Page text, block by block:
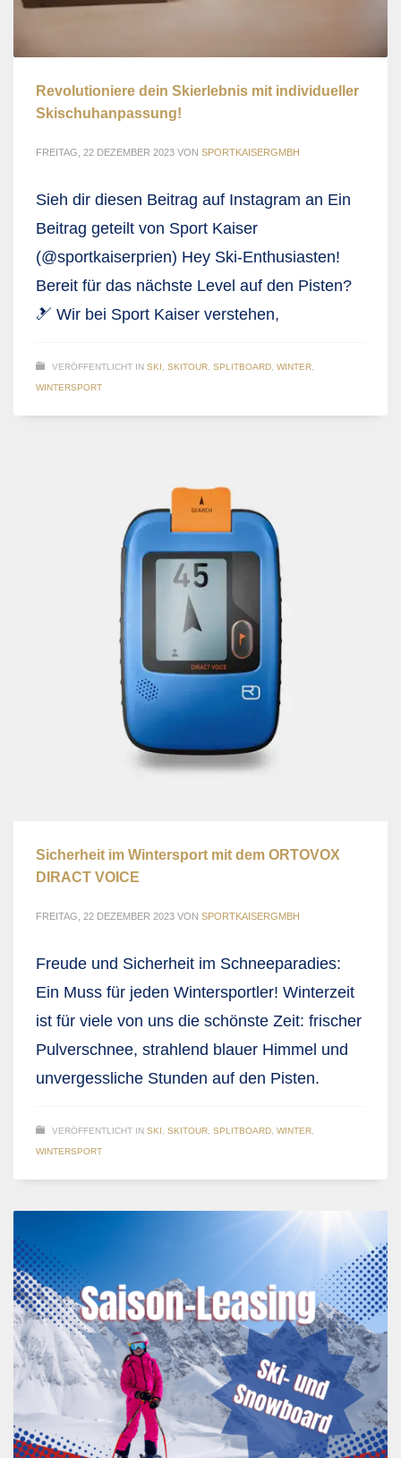
Revolutioniere dein Skierlebnis mit individueller
Skischuhanpassung!
FREITAG, 22 DEZEMBER 2023 VON SPORTKAISERGMBH
Sieh dir diesen Beitrag auf Instagram an Ein
Beitrag geteilt von Sport Kaiser
(@sportkaiserprien) Hey Ski-Enthusiasten!
Bereit für das nächste Level auf den Pisten?
🎿 Wir bei Sport Kaiser verstehen,
VERÖFFENTLICHT IN SKI SKITOUR SPLITBOARD WINTER
WINTERSPORT
Sicherheit im Wintersport mit dem ORTOVOX
DIRACT VOICE
FREITAG, 22 DEZEMBER 2023 VON SPORTKAISERGMBH
Freude und Sicherheit im Schneeparadies:
Ein Muss für jeden Wintersportler! Winterzeit
ist für viele von uns die schönste Zeit: frischer
Pulverschnee, strahlend blauer Himmel und
unvergessliche Stunden auf den Pisten.
VERÖFFENTLICHT IN SKI SKITOUR SPLITBOARD WINTER
WINTERSPORT